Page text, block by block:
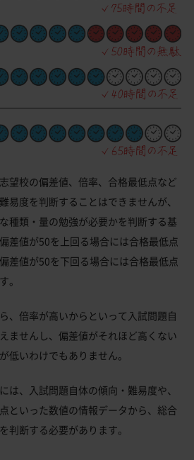
望校の偏差値、倍率、合格最低点など
易度を判断することはできませんが、
種類・量の勉強が必要かを判断する基
差値が50を上回る場合には合格最低点
差値が50を下回る場合には合格最低点
。
、倍率が高いからといって入試問題自
ませんし、偏差値がそれほど高くない
低いわけでもありません。
は、入試問題自体の傾向・難易度や、
といった数値の情報データから、総合
判断する必要があります。